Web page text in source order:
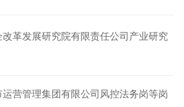
革发展研究院有限责任公司产业研究
营管理集团有限公司风控法务岗等岗